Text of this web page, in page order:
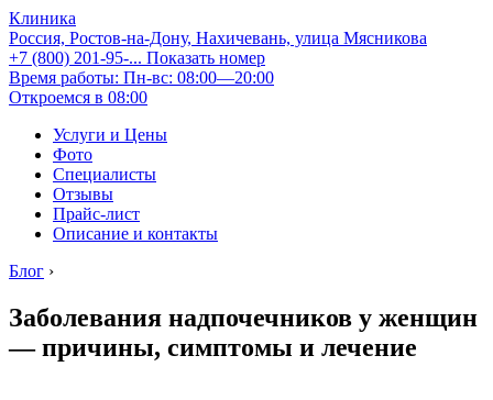
Клиника
Россия, Ростов-на-Дону, Нахичевань, улица Мясникова
+7 (800) 201-95-... Показать номер
Время работы: Пн-вс: 08:00—20:00
Откроемся в 08:00
Услуги и Цены
Фото
Специалисты
Отзывы
Прайс-лист
Описание и контакты
Блог ›
Заболевания надпочечников у женщин
— причины, симптомы и лечение